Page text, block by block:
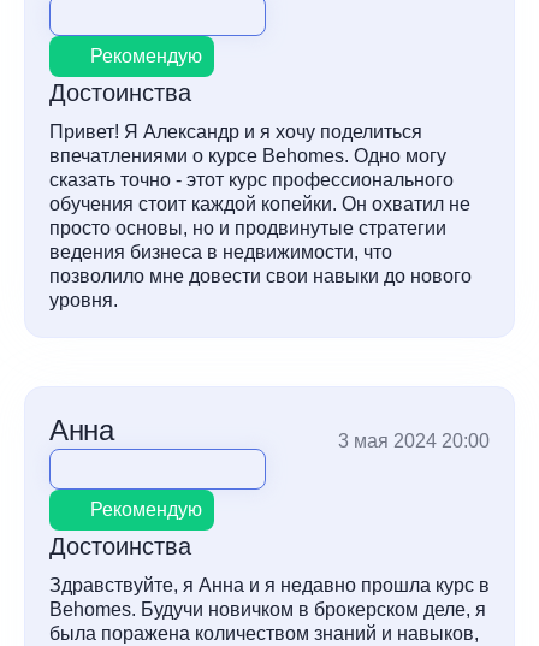
Рекомендую
Достоинства
Привет! Я Александр и я хочу поделиться
впечатлениями о курсе Behomes. Одно могу
сказать точно - этот курс профессионального
обучения стоит каждой копейки. Он охватил не
просто основы, но и продвинутые стратегии
ведения бизнеса в недвижимости, что
позволило мне довести свои навыки до нового
уровня.
Анна 3 мая 2024 20:00
Рекомендую
Достоинства
Здравствуйте, я Анна и я недавно прошла курс в
Behomes. Будучи новичком в брокерском деле, я
была поражена количеством знаний и навыков,